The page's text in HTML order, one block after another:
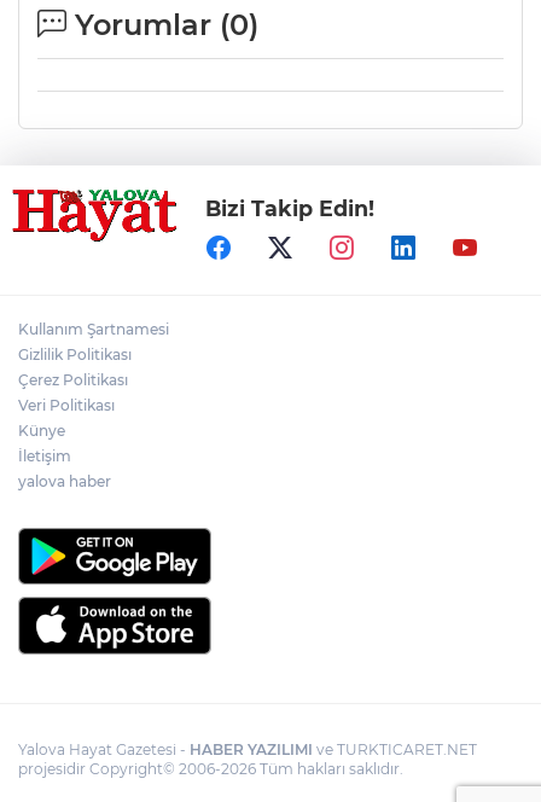
Yorumlar (0)
Bizi Takip Edin!
Kullanım Şartnamesi
Gizlilik Politikası
Çerez Politikası
Veri Politikası
Künye
İletişim
yalova haber
Yalova Hayat Gazetesi - HABER YAZILIMI ve TURKTICARET.NET
projesidir Copyright© 2006-2026 Tüm hakları saklıdır.